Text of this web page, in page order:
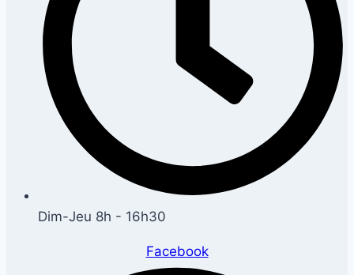
Dim-Jeu 8h - 16h30
Facebook